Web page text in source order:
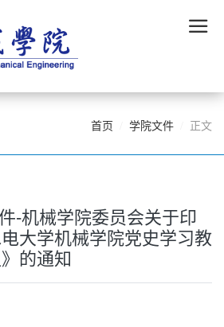
首页 学院文件 正文
-机械学院委员会关于印
大学机械学院党史学习教
的通知